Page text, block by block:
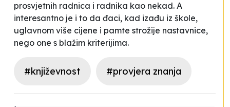
prosvjetnih radnica i radnika kao nekad. A
interesantno je i to da đaci, kad izađu iz škole,
uglavnom više cijene i pamte strožije nastavnice,
nego one s blažim kriterijima.
#književnost #provjera znanja